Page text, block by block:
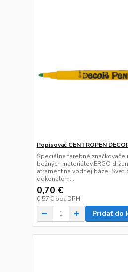
Popisovač CENTROPEN
Špeciálne farebné značkovače
bežných materiálov.ERGO
atrament na vodnej báze.
dokonalom...
0,70 €
0,57 € bez DPH
Pridať do